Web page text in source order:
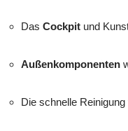
Das Cockpit und
Außenkomponenten
Die schnelle Reinigung